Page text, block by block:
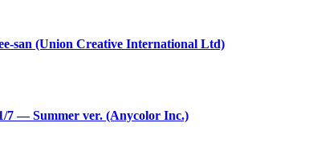
san (Union Creative International Ltd)
— Summer ver. (Anycolor Inc.)